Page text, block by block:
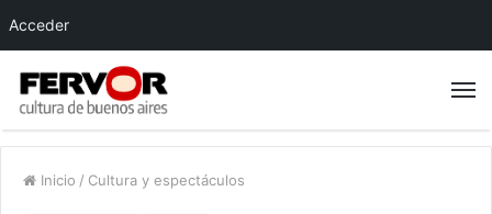
Inicio / Cultura y espectáculos
Acceder